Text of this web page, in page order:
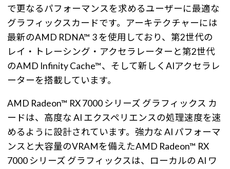
で更なるパフォーマンスを求めるユーザーに最適な
グラフィックスカードです。アーキテクチャーには
最新のAMD RDNA™ 3 を使用しており、第2世代の
レイ・トレーシング・アクセラレーターと第2世代
のAMD Infinity Cache™、そして新しくAIアクセラレ
ーターを搭載しています。
AMD Radeon™ RX 7000 シリーズ グラフィックス カ
ードは、高度な AI エクスペリエンスの処理速度を速
めるように設計されています。強力な AI パフォーマ
ンスと大容量のVRAMを備えたAMD Radeon™ RX
7000 シリーズ グラフィックスは、ローカルの AI ワ